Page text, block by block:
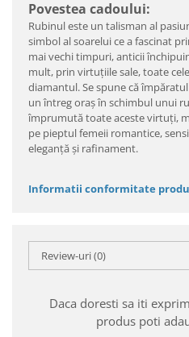
Povestea cadoului:
Rubinul este un talisman al
simbol al soarelui ce a fascinat
mai vechi timpuri, anticii
mult, prin virtuţiile sale, toate
diamantul. Se spune că
un întreg oraş în schimbul unui
împrumută toate aceste virtuţi,
pe pieptul femeii romantice,
eleganţă şi rafinament.
Informatii conformitate
Review-uri(0)
Daca doresti sa iti
produs poti